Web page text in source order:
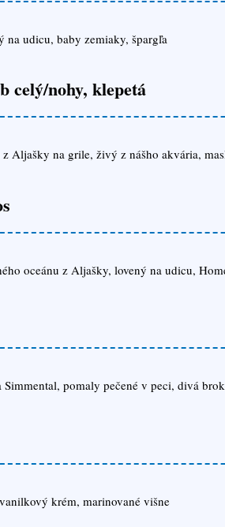
udicu, baby zemiaky, špargľa
nohy, klepetá
Aljašky na grile, živý z nášho akvária,
oceánu z Aljašky, lovený na udicu,
Simmental, pomaly pečené v peci, divá
krém, marinované višne